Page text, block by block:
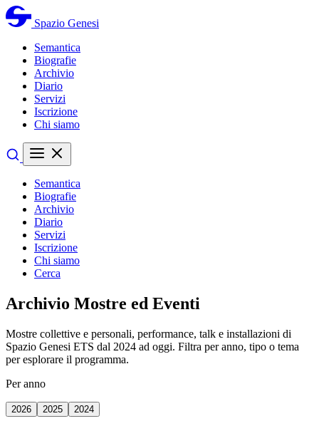
Spazio Genesi
Semantica
Biografie
Archivio
Diario
Servizi
Iscrizione
Chi siamo
Semantica
Biografie
Archivio
Diario
Servizi
Iscrizione
Chi siamo
Cerca
Archivio Mostre ed Eventi
Mostre collettive e personali, performance, talk e installazioni di
Spazio Genesi ETS dal 2024 ad oggi. Filtra per anno, tipo o tema
per esplorare il programma.
Per anno
2026 2025 2024